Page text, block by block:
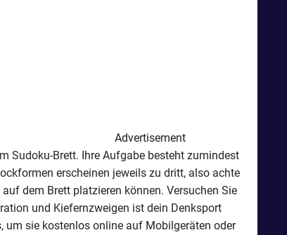
Advertisement
Sudoku-Brett. Ihre Aufgabe besteht zumindest
erscheinen jeweils zu dritt, also achte
dem Brett platzieren können. Versuchen Sie
und Kiefernzweigen ist dein Denksport
um sie kostenlos online auf Mobilgeräten oder